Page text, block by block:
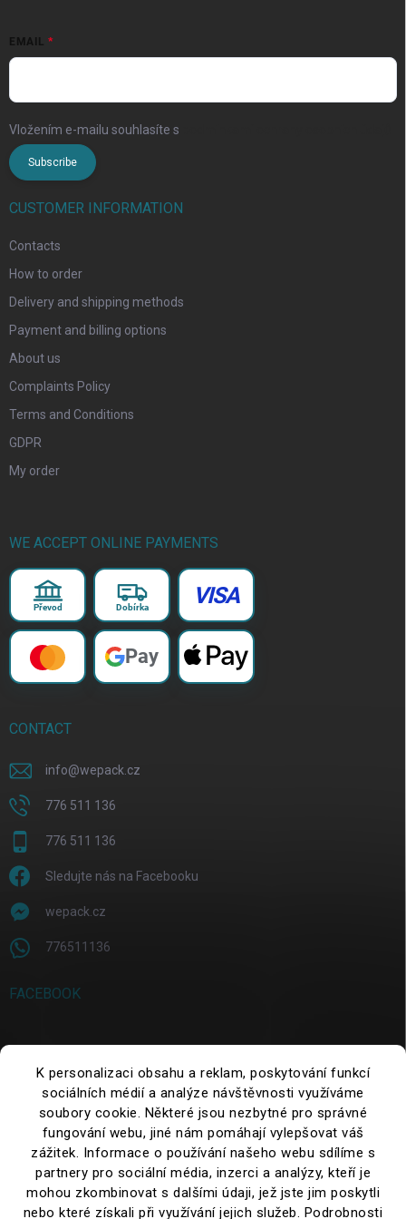
K personalizaci obsahu a reklam, poskytování funkcí
sociálních médií a analýze návštěvnosti využíváme
soubory cookie. Některé jsou nezbytné pro správné
fungování webu, jiné nám pomáhají vylepšovat váš
zážitek. Informace o používání našeho webu sdílíme s
partnery pro sociální média, inzerci a analýzy, kteří je
mohou zkombinovat s dalšími údaji, jež jste jim poskytli
nebo které získali při využívání jejich služeb. Podrobnosti
EMAIL
Vložením e-mailu souhlasíte s
Subscribe
CUSTOMER INFORMATION
Contacts
How to order
Delivery and shipping methods
Payment and billing options
About us
Complaints Policy
Terms and Conditions
GDPR
My order
WE ACCEPT ONLINE PAYMENTS
Převod Dobírka VISA
Pay
CONTACT
info@wepack.cz
776 511 136
776 511 136
Sledujte nás na Facebooku
wepack.cz
776511136
FACEBOOK
SEARCH
Search